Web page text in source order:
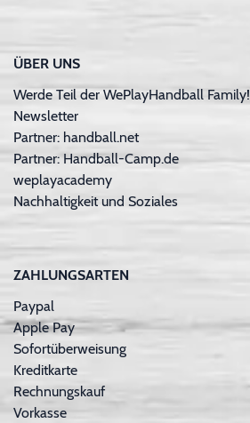
ÜBER UNS
Werde Teil der WePlayHandball Family!
Newsletter
Partner: handball.net
Partner: Handball-Camp.de
weplayacademy
Nachhaltigkeit und Soziales
ZAHLUNGSARTEN
Paypal
Apple Pay
Sofortüberweisung
Kreditkarte
Rechnungskauf
Vorkasse